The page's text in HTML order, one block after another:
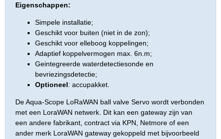
Eigenschappen:
Simpele installatie;
Geschikt voor buiten (niet in de zon);
Geschikt voor elleboog koppelingen;
Adaptief koppelvermogen max. 6n.m;
Geintegreerde waterdetectiesonde en
bevriezingsdetectie;
Optioneel: accupakket.
De Aqua-Scope LoRaWAN ball valve Servo wordt verbonden
met een LoraWAN netwerk. Dit kan een gateway zijn van
een andere fabrikant, contract via KPN, Netmore of een
ander merk LoraWAN gateway gekoppeld met bijvoorbeeld